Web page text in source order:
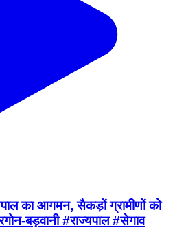
का आगमन, सैकड़ों ग्रामीणों को
बड़वानी #राज्यपाल #सेगाव